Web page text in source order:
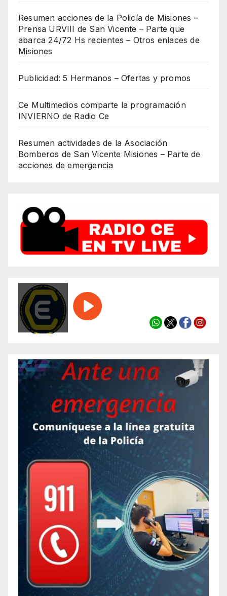
Resumen acciones de la Policía de Misiones –
Prensa URVIII de San Vicente – Parte que
abarca 24/72 Hs recientes – Otros enlaces de
Misiones
Publicidad: 5 Hermanos – Ofertas y promos
Ce Multimedios comparte la programación
INVIERNO de Radio Ce
Resumen actividades de la Asociación
Bomberos de San Vicente Misiones – Parte de
acciones de emergencia